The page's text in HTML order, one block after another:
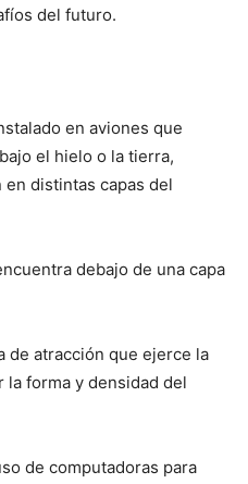
del futuro.
en aviones que
el hielo o la tierra,
distintas capas del
debajo de una capa
de atracción que ejerce la
la forma y densidad del
de computadoras para